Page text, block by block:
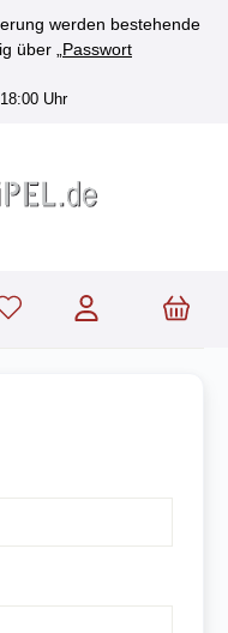
werden bestehende
über „ Passwort
Uhr